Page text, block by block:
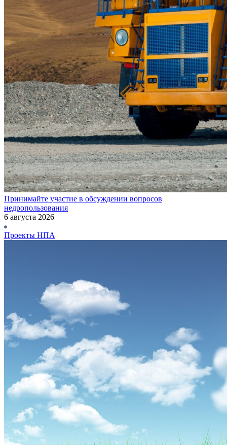
Принимайте участие в обсуждении вопросов
недропользования
6 августа 2026
Проекты НПА